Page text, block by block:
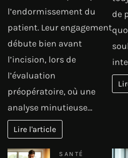
l’endormissement du
patient. Leur engagement
débute bien avant
l’incision, lors de
l’évaluation
préopératoire, où une
analyse minutieuse…
Lire l'article
de
SANTÉ